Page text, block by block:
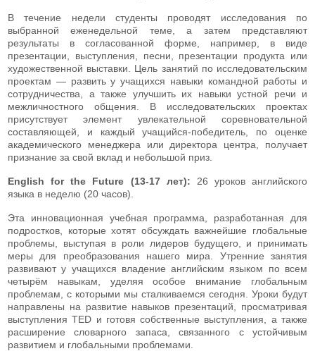
В течение недели студенты проводят исследования по
выбранной еженедельной теме, а затем представляют
результаты в согласованной форме, например, в виде
презентации, выступления, песни, презентации продукта или
художественной выставки. Цель занятий по исследовательским
проектам — развить у учащихся навыки командной работы и
сотрудничества, а также улучшить их навыки устной речи и
межличностного общения. В исследовательских проектах
присутствует элемент увлекательной соревновательной
составляющей, и каждый учащийся-победитель, по оценке
академического менеджера или директора центра, получает
признание за свой вклад и небольшой приз.
English for the Future (13-17 лет): 26 уроков английского
языка в неделю (20 часов).
Эта инновационная учебная программа, разработанная для
подростков, которые хотят обсуждать важнейшие глобальные
проблемы, выступая в роли лидеров будущего, и принимать
меры для преобразования нашего мира. Утренние занятия
развивают у учащихся владение английским языком по всем
четырём навыкам, уделяя особое внимание глобальным
проблемам, с которыми мы сталкиваемся сегодня. Уроки будут
направлены на развитие навыков презентаций, просматривая
выступления TED и готовя собственные выступления, а также
расширение словарного запаса, связанного с устойчивым
развитием и глобальными проблемами.